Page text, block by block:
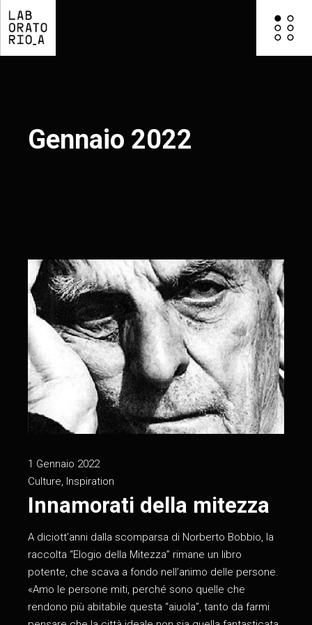
Gennaio 2022
1 Gennaio 2022
Culture, Inspiration
Innamorati della mitezza
A diciott’anni dalla scomparsa di Norberto Bobbio, la
raccolta “Elogio della Mitezza” rimane un libro
potente, che scava a fondo nell’animo delle persone.
«Amo le persone miti, perché sono quelle che
rendono più abitabile questa “aiuola”, tanto da farmi